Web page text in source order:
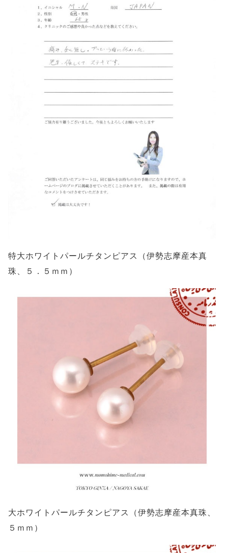
特大ホワイトパールチタンピアス（伊勢志摩産本真
珠、５．５ｍｍ）
大ホワイトパールチタンピアス（伊勢志摩産本真珠、
５ｍｍ）